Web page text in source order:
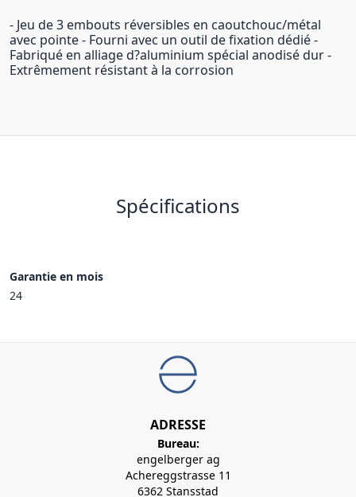
- Jeu de 3 embouts réversibles en caoutchouc/métal
avec pointe - Fourni avec un outil de fixation dédié -
Fabriqué en alliage d?aluminium spécial anodisé dur -
Extrêmement résistant à la corrosion
Spécifications
Garantie en mois
24
ADRESSE
Bureau:
engelberger ag
Achereggstrasse 11
6362 Stansstad